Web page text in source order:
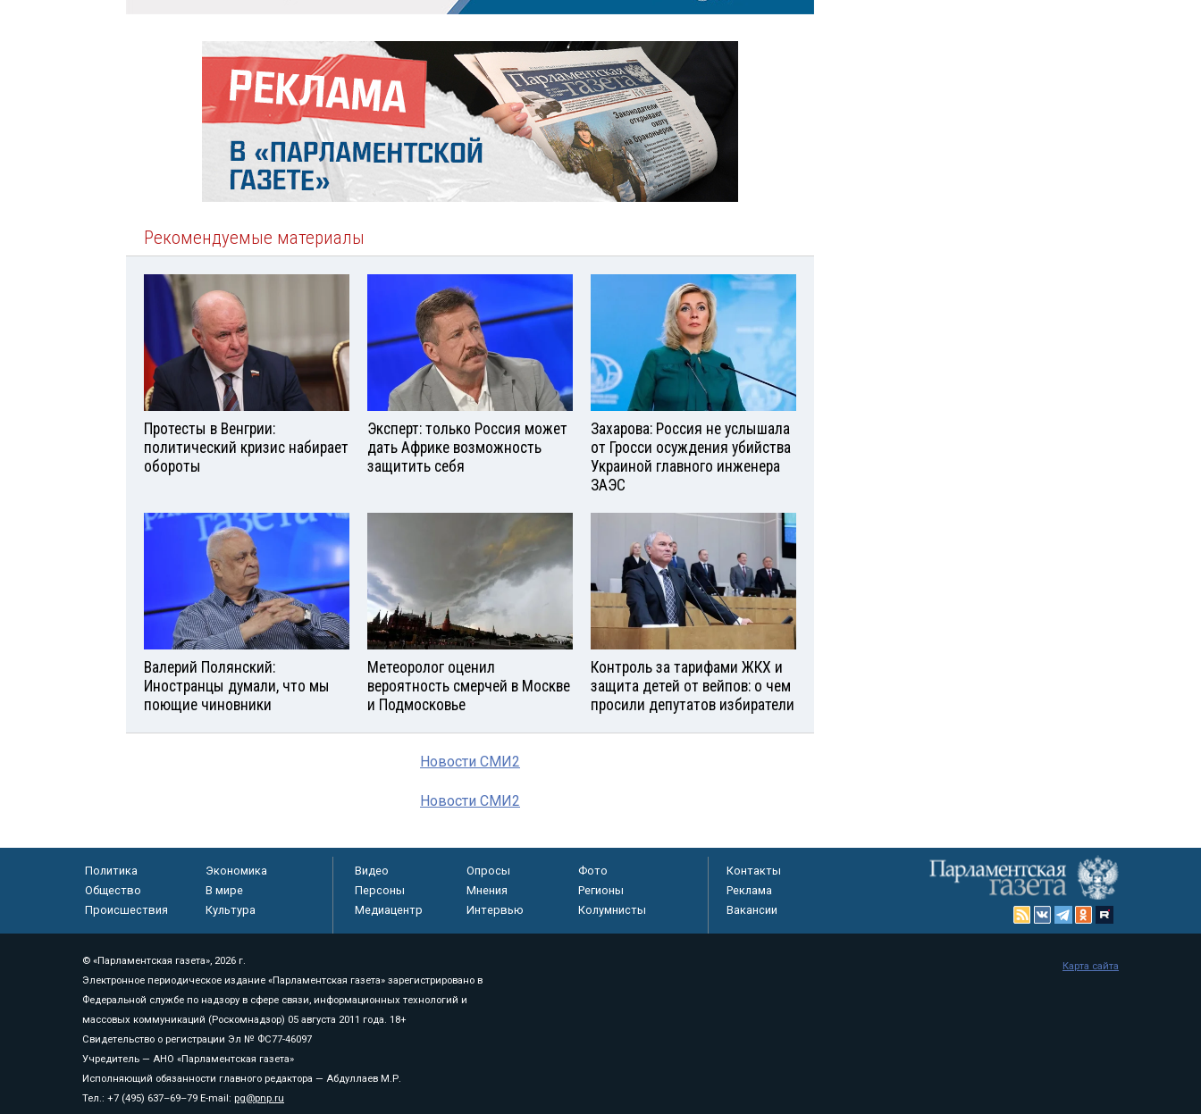
Рекомендуемые материалы
Протесты в Венгрии:
политический кризис набирает
обороты
Эксперт: только Россия может
дать Африке возможность
защитить себя
Захарова: Россия не услышала
от Гросси осуждения убийства
Украиной главного инженера
ЗАЭС
Валерий Полянский:
Иностранцы думали, что мы
поющие чиновники
Метеоролог оценил
вероятность смерчей в Москве
и Подмосковье
Контроль за тарифами ЖКХ и
защита детей от вейпов: о чем
просили депутатов избиратели
Новости СМИ2
Новости СМИ2
Политика
Экономика
Общество
В мире
Происшествия
Культура
Видео Опросы
Фото
Персоны
Мнения
Регионы
Медиацентр
Интервью Колумнисты
Контакты
Реклама
Вакансии
© «Парламентская газета», 2026 г.
Электронное периодическое издание «Парламентская газета» зарегистрировано в
Федеральной службе по надзору в сфере связи, информационных технологий и
массовых коммуникаций (Роскомнадзор) 05 августа 2011 года. 18+
Свидетельство о регистрации Эл № ФС77-46097
Учредитель — АНО «Парламентская газета»
Исполняющий обязанности главного редактора — Абдуллаев М.Р.
Тел.: +7 (495) 637–69–79 E-mail: pg@pnp.ru
Карта сайта